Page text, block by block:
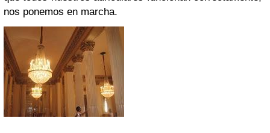
nos ponemos en marcha.